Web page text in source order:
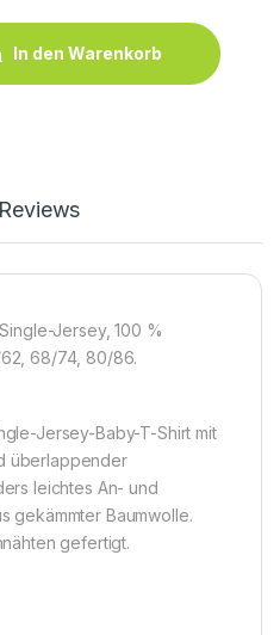
In den Warenkorb
Reviews
Jersey, 100 %
62, 68/74, 80/86.
Jersey-Baby-T-Shirt mit
überlappender
leichtes An- und
gekämmter Baumwolle.
gefertigt.